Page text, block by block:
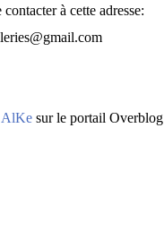
à cette adresse:
AlKe sur le portail Overblog